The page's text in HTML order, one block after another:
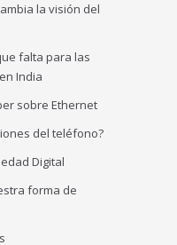
la visión del
falta para las
India
sobre Ethernet
del teléfono?
Digital
forma de